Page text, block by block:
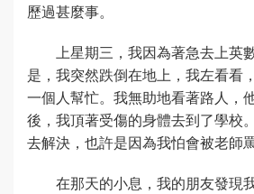
歷過甚麼事。
上星期三，我因為著急去上英
是，我突然跌倒在地上，我左看看
一個人幫忙。我無助地看著路人，
後，我頂著受傷的身體去到了學校
去解決，也許是因為我怕會被老師罵
在那天的小息，我的朋友發現